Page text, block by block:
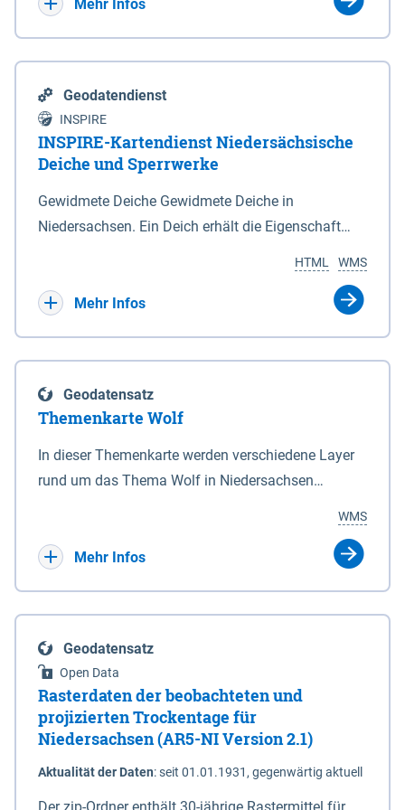
Mehr Infos
Geodatendienst
INSPIRE
INSPIRE-Kartendienst Niedersächsische
Deiche und Sperrwerke
Gewidmete Deiche Gewidmete Deiche in
Niedersachsen. Ein Deich erhält die Eigenschaft
Deichbehörde durch Verordnung ausspricht. Für
enthalten. Sperrwerke Sperrwerke sind Bauwerke
mit Sperrvorrichtungen in Tidegewässern, die dem
Schutz eines Gebietes vor erhöhten Tiden, vor allem
vor Sturmfluten, zu dienen bestimmt sind (§2 Abs.3
Eigenschaft eines Sperrwerkes durch Widmung, die
die Deichbehörde durch Verordnung ausspricht.
WMS
HTML
Mehr Infos
Geodatensatz
Themenkarte Wolf
In dieser Themenkarte werden verschiedene Layer
rund um das Thema Wolf in Niedersachsen
sowie Status der bestehenden Wolfsterritorien im
laufenden Monitoringjahr.
WMS
Mehr Infos
Geodatensatz
Open Data
Rasterdaten der beobachteten und
projizierten Trockentage für
Niedersachsen (AR5-NI Version 2.1)
Aktualität der Daten:seit 01.01.1931, gegenwärtig aktuell